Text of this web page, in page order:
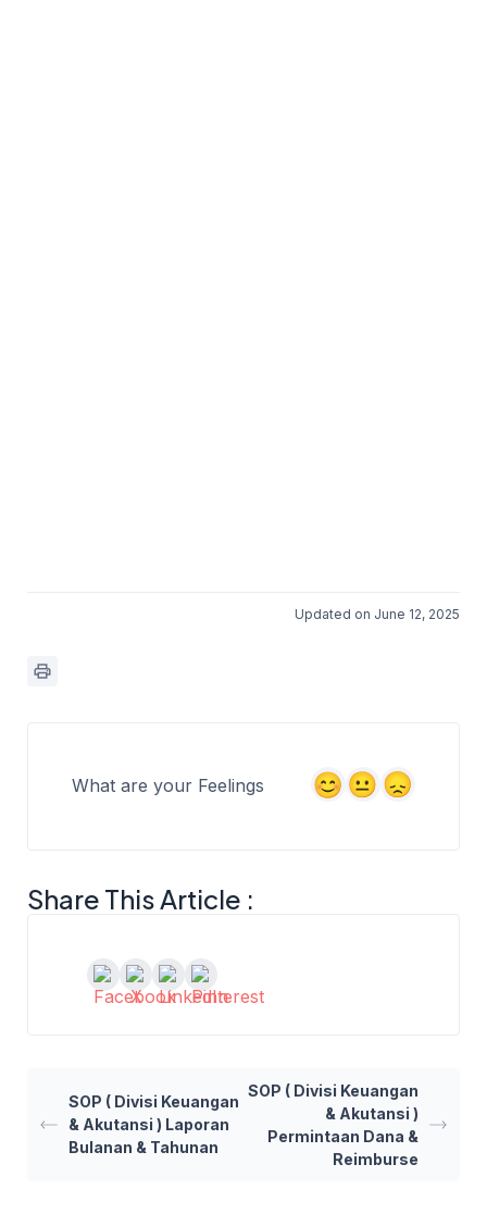
Updated on June 12, 2025
What are your Feelings
Share This Article :
SOP ( Divisi Keuangan
& Akutansi ) Laporan
Bulanan & Tahunan
SOP ( Divisi Keuangan
& Akutansi )
Permintaan Dana &
Reimburse